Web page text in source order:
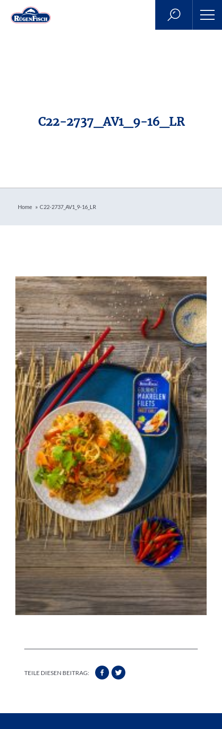
C22-2737_AV1_9-16_LR
Home » C22-2737_AV1_9-16_LR
TEILE DIESEN BEITRAG: